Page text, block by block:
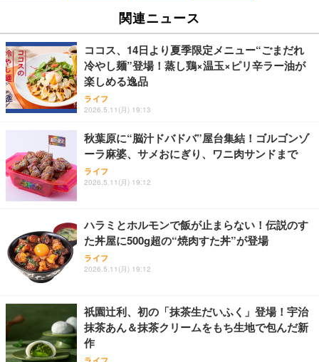
関連ニュース
ココス、14日より夏季限定メニュー“ごまだれ
冷やし麺”登場！蒸し鶏×温玉×ピリ辛ラー油が
楽しめる逸品
ライフ
2026.5.11(月) 19:13
秋葉原に“脳汁ドバドバ”屋台集結！ゴルゴンゾ
ーラ麻婆、サメおにぎり、ワニ肉サンドまで
ライフ
2026.5.11(月) 19:12
ハラミとホルモンで飯が止まらない！伝説のす
た丼屋に500g超の“焼肉すた丼”が登場
ライフ
2026.5.11(月) 19:12
祇園辻利、初の「抹茶生だいふく」登場！宇治
抹茶あん＆抹茶クリームをもち生地で包んだ新
作